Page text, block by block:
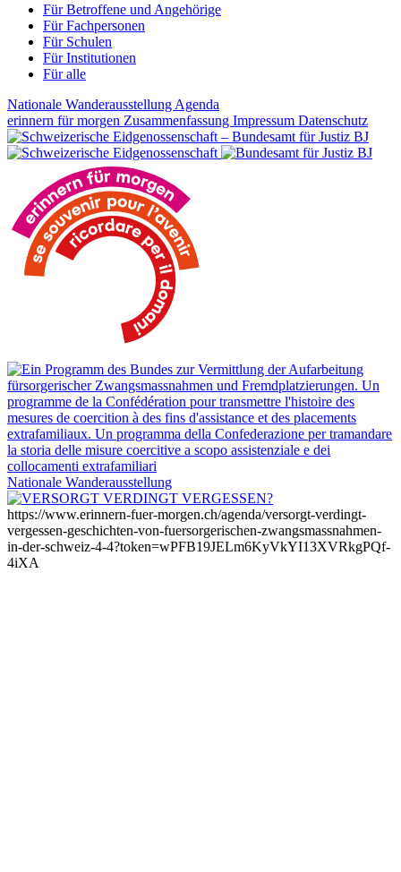
Für Betroffene und Angehörige
Für Fachpersonen
Für Schulen
Für Institutionen
Für alle
Nationale Wanderausstellung Agenda
erinnern für morgen Zusammenfassung Impressum Datenschutz
Nationale Wanderausstellung
https://www.erinnern-fuer-morgen.ch/agenda/versorgt-verdingt-
vergessen-geschichten-von-fuersorgerischen-zwangsmassnahmen-
in-der-schweiz-4-4?token=wPFB19JELm6KyVkYI13XVRkgPQf-
4iXA